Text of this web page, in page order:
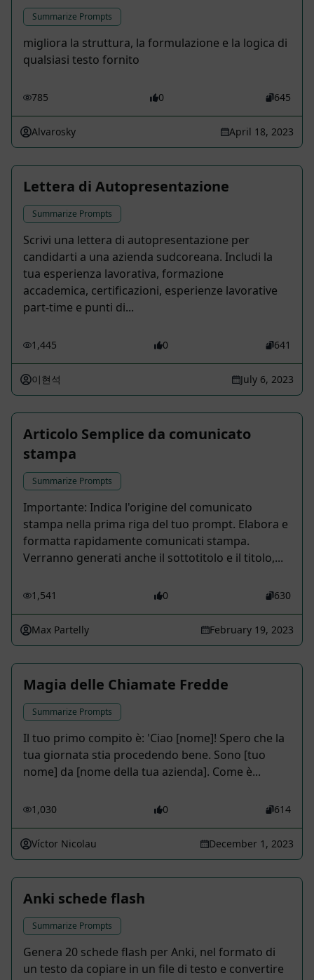
Summarize Prompts
migliora la struttura, la formulazione e la logica di
qualsiasi testo fornito
785 0 645
Alvarosky April 18, 2023
Lettera di Autopresentazione
Summarize Prompts
Scrivi una lettera di autopresentazione per
candidarti a una azienda sudcoreana. Includi la
tua esperienza lavorativa, formazione
accademica, certificazioni, esperienze lavorative
part-time e punti di...
1,445 0 641
이현석 July 6, 2023
Articolo Semplice da comunicato
stampa
Summarize Prompts
Importante: Indica l'origine del comunicato
stampa nella prima riga del tuo prompt. Elabora e
formatta rapidamente comunicati stampa.
Verranno generati anche il sottotitolo e il titolo,...
1,541 0 630
Max Partelly February 19, 2023
Magia delle Chiamate Fredde
Summarize Prompts
Il tuo primo compito è: 'Ciao [nome]! Spero che la
tua giornata stia procedendo bene. Sono [tuo
nome] da [nome della tua azienda]. Come è...
1,030 0 614
Víctor Nicolau December 1, 2023
Anki schede flash
Summarize Prompts
Genera 20 schede flash per Anki, nel formato di
un testo da copiare in un file di testo e convertire